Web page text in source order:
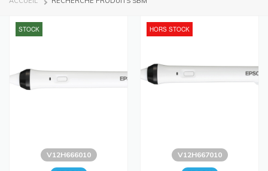
STOCK
V12H666010
HORS STOCK
V12H667010